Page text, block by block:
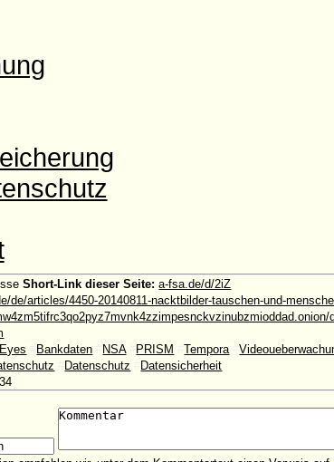
Short-Link dieser Seite: a-fsa.de/d/2iZ
de/articles/4450-20140811-nacktbilder-tauschen-und-
Bankdaten NSA PRISM #Tempora #
Datenschutz
Datensicherheit